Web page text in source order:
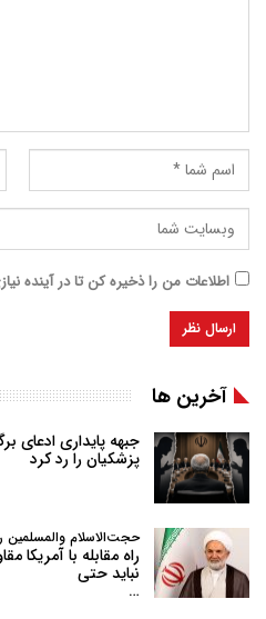
اطلاعات من را ذخیره کن تا در آینده
آخرین ها
جبهه پایداری ادعای
پزشکیان را رد کرد
حجت‌الاسلام والمسلمین
راه مقابله با
نباید حتی
…